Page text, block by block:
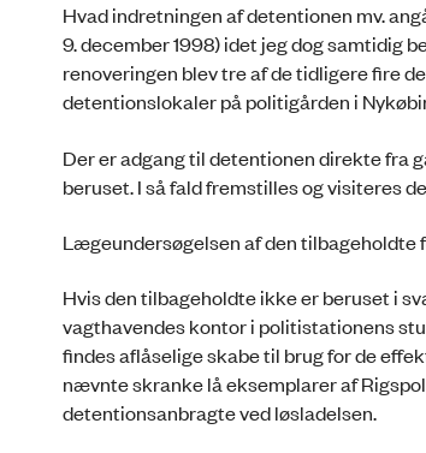
Hvad indretningen af detentionen mv.
9. december 1998) idet jeg dog samtidig
renoveringen blev tre af de tidligere fire
detentionslokaler på politigården i
Der er adgang til detentionen direkte fra
beruset. I så fald fremstilles og visiteres
Lægeundersøgelsen af den tilbageholdte
Hvis den tilbageholdte ikke er beruset i
vagthavendes kontor i politistationens
findes aflåselige skabe til brug for de
nævnte skranke lå eksemplarer af
detentionsanbragte ved løsladelsen.